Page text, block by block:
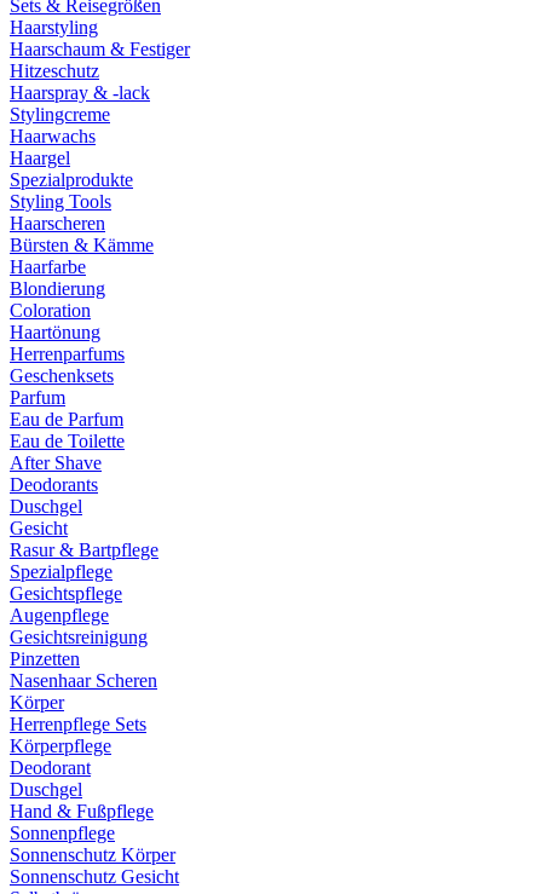
Sets & Reisegrößen
Haarstyling
Haarschaum & Festiger
Hitzeschutz
Haarspray & -lack
Stylingcreme
Haarwachs
Haargel
Spezialprodukte
Styling Tools
Haarscheren
Bürsten & Kämme
Haarfarbe
Blondierung
Coloration
Haartönung
Herrenparfums
Geschenksets
Parfum
Eau de Parfum
Eau de Toilette
After Shave
Deodorants
Duschgel
Gesicht
Rasur & Bartpflege
Spezialpflege
Gesichtspflege
Augenpflege
Gesichtsreinigung
Pinzetten
Nasenhaar Scheren
Körper
Herrenpflege Sets
Körperpflege
Deodorant
Duschgel
Hand & Fußpflege
Sonnenpflege
Sonnenschutz Körper
Sonnenschutz Gesicht